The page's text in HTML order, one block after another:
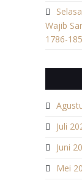
Wajib
1786-
Juli
Juni
Mei